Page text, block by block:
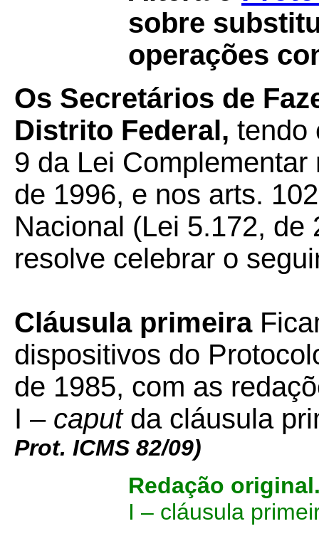
sobre
operações
Os Secretários de
Distrito Federal, tendo
9 da Lei
de 1996, e nos arts.
Nacional (Lei 5.172, de
resolve celebrar o
Cláusula primeira
dispositivos do
de 1985, com as
I – caputda cláusula
Prot. ICMS 82/09)
Redação
I – cláusula